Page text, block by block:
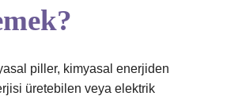
piller, kimyasal enerjiden
üretebilen veya elektrik